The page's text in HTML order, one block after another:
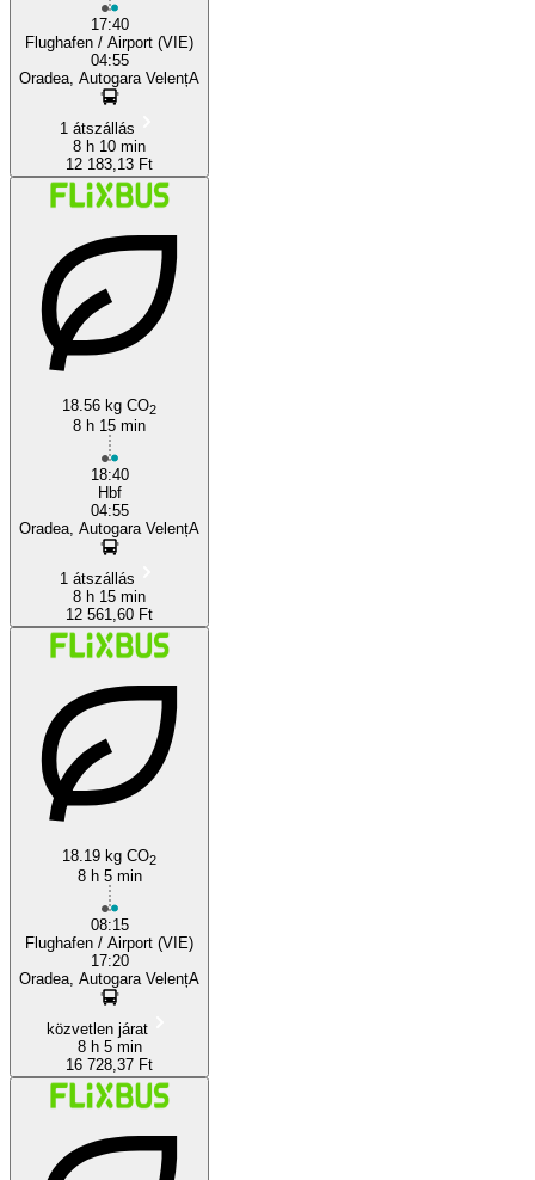
17:40
Flughafen / Airport (VIE)
04:55
Oradea, Autogara VelențA
1 átszállás
8 h 10 min
12 183,13 Ft
18.56 kg CO2
8 h 15 min
18:40
Hbf
04:55
Oradea, Autogara VelențA
1 átszállás
8 h 15 min
12 561,60 Ft
18.19 kg CO2
8 h 5 min
08:15
Flughafen / Airport (VIE)
17:20
Oradea, Autogara VelențA
közvetlen járat
8 h 5 min
16 728,37 Ft